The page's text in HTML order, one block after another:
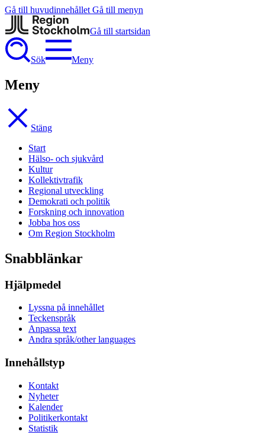
Gå till huvudinnehållet Gå till menyn
Gå till startsidan
Sök Meny
Meny
Stäng
Start
Hälso- och sjukvård
Kultur
Kollektivtrafik
Regional utveckling
Demokrati och politik
Forskning och innovation
Jobba hos oss
Om Region Stockholm
Snabblänkar
Hjälpmedel
Lyssna på innehållet
Teckenspråk
Anpassa text
Andra språk/other languages
Innehållstyp
Kontakt
Nyheter
Kalender
Politikerkontakt
Statistik